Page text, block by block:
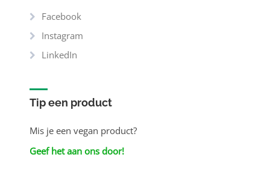
Facebook
Instagram
LinkedIn
Tip een product
Mis je een vegan product?
Geef het aan ons door!